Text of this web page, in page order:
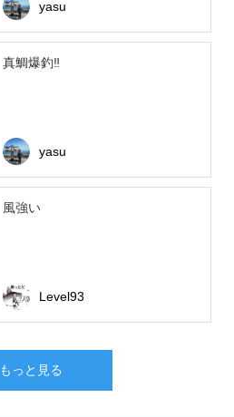
yasu
真鯛爆釣‼
yasu
風強い
Level93
もっと見る